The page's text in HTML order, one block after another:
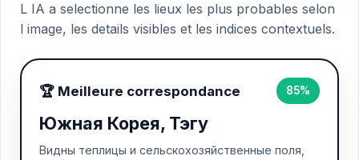
L IA a selectionne les lieux les plus probables selon
l image, les details visibles et les indices contextuels.
🏆 Meilleure correspondance 85%
Южная Корея, Тэгу
Видны теплицы и сельскохозяйственные поля,